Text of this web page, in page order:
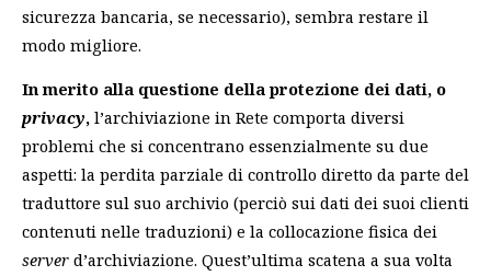
sicurezza bancaria, se necessario), sembra restare il
modo migliore.
In merito alla questione della protezione dei dati, o
privacy, l’archiviazione in Rete comporta diversi
problemi che si concentrano essenzialmente su due
aspetti: la perdita parziale di controllo diretto da parte del
traduttore sul suo archivio (perciò sui dati dei suoi clienti
contenuti nelle traduzioni) e la collocazione fisica dei
server d’archiviazione. Quest’ultima scatena a sua volta